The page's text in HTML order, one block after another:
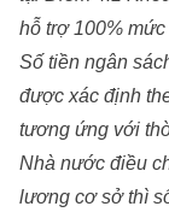
hỗ trợ 100%
Số tiền ngân
được xác định
tương ứng với
Nhà nước điều
lương cơ sở thì